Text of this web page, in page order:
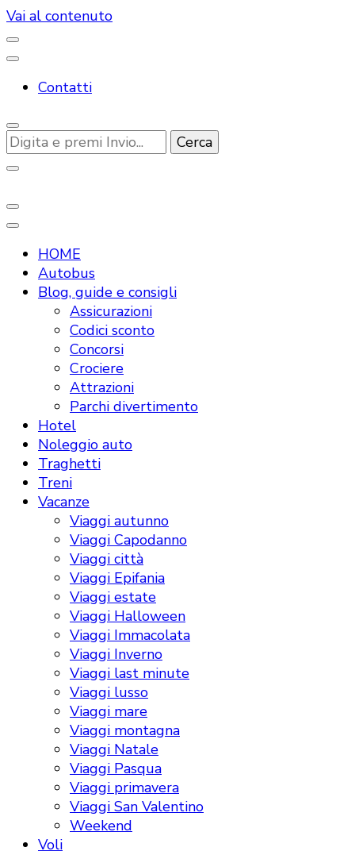
Vai al contenuto
Contatti
Cerchi
qualcosa?
HOME
Autobus
Blog, guide e consigli
Assicurazioni
Codici sconto
Concorsi
Crociere
Attrazioni
Parchi divertimento
Hotel
Noleggio auto
Traghetti
Treni
Vacanze
Viaggi autunno
Viaggi Capodanno
Viaggi città
Viaggi Epifania
Viaggi estate
Viaggi Halloween
Viaggi Immacolata
Viaggi Inverno
Viaggi last minute
Viaggi lusso
Viaggi mare
Viaggi montagna
Viaggi Natale
Viaggi Pasqua
Viaggi primavera
Viaggi San Valentino
Weekend
Voli